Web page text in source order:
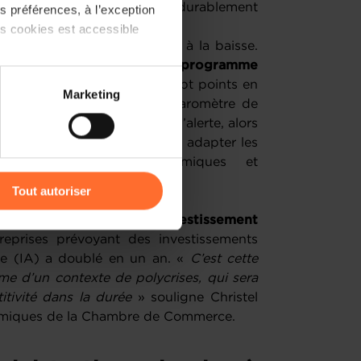
préférences, à l’exception
cookies est accessible
sur les réseaux
être affectées en
protection des données
Marketing
Tout autoriser
entreprises à s’adapter durablement
également la tendance à la baisse.
lancé ou poursuivi un programme
mois, soit un recul de sept points en
jamais enregistré par le Baromètre de
crise sanitaire. Un signal d’alerte, alors
été aussi importants pour adapter les
réalités économiques et
priorités d’investissement
prévoyant des investissements
(IA) a doublé en un an. «
C’est cette
d’un contexte de polycrises, qui sera
dans la durée» souligne Christel
de la Chambre de Commerce.